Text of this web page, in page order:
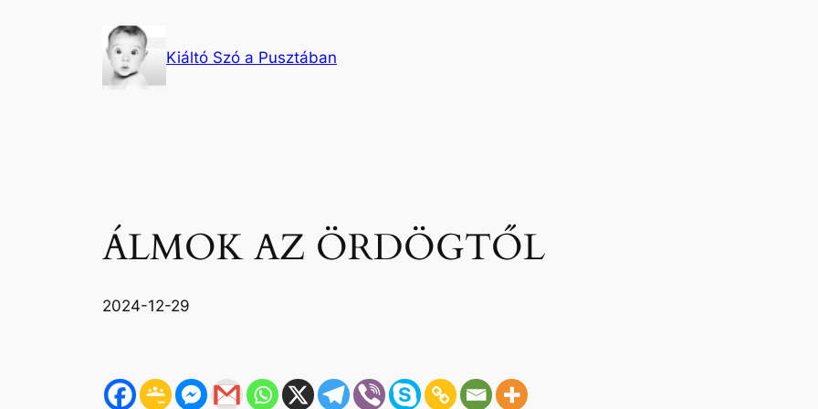
Kiáltó Szó a Pusztában
ÁLMOK AZ ÖRDÖGTŐL
2024-12-29